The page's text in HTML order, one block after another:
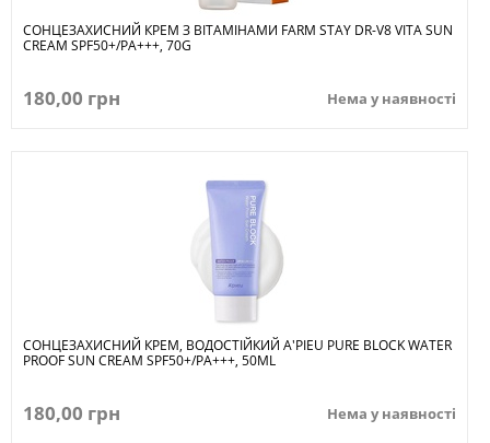
СОНЦЕЗАХИСНИЙ КРЕМ З ВІТАМІНАМИ FARM STAY DR-V8 VITA SUN
CREAM SPF50+/PA+++, 70G
180,00 грн Нема у наявності
СОНЦЕЗАХИСНИЙ КРЕМ, ВОДОСТІЙКИЙ A'PIEU PURE BLOCK WATER
PROOF SUN CREAM SPF50+/PA+++, 50ML
180,00 грн Нема у наявності